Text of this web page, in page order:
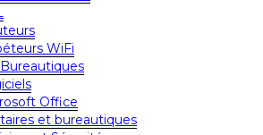
WiFi
Office
et bureautiques